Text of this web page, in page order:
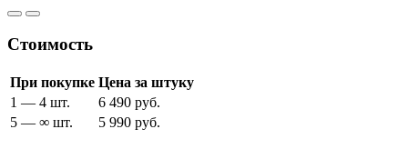
Стоимость
При покупке Цена за штуку
1 — 4 шт.
6 490 руб.
5 — ∞ шт.
5 990 руб.